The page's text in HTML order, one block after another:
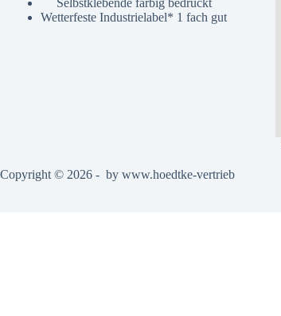
Selbstklebende farbig bedruckt
Wetterfeste Industrielabel* 1 fach gut
Copyright © 2026 - by www.hoedtke-vertrieb